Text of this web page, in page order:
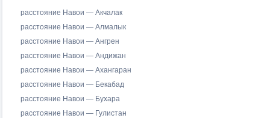
расстояние Навои — Акчалак
расстояние Навои — Алмалык
расстояние Навои — Ангрен
расстояние Навои — Андижан
расстояние Навои — Ахангаран
расстояние Навои — Бекабад
расстояние Навои — Бухара
расстояние Навои — Гулистан